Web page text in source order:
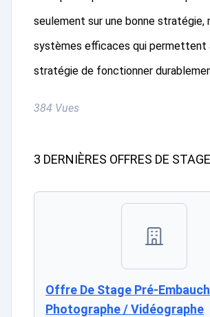
seulement sur une bonne stratégie,
systèmes efficaces qui
stratégie de fonctionner
384 Vues
3 DERNIÈRES OFFRES DE STAGE
Offre De Stage Pré-
Photographe / Vidéographe